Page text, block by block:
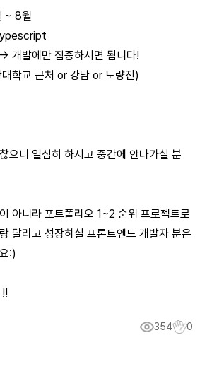
~ 8월
개발에만 집중하시면 됩니다!
학교 근처 or 강남 or 노량진)
으니 열심히 하시고 중간에 안나가실 분
아니라 포트폴리오 1~2 순위 프로젝트로
달리고 성장하실 프론트엔드 개발자 분은
:)
354 0